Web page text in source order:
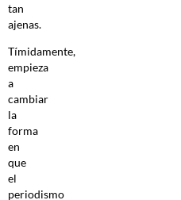
tan
ajenas.
Tímidamente,
empieza
a
cambiar
la
forma
en
que
el
periodismo